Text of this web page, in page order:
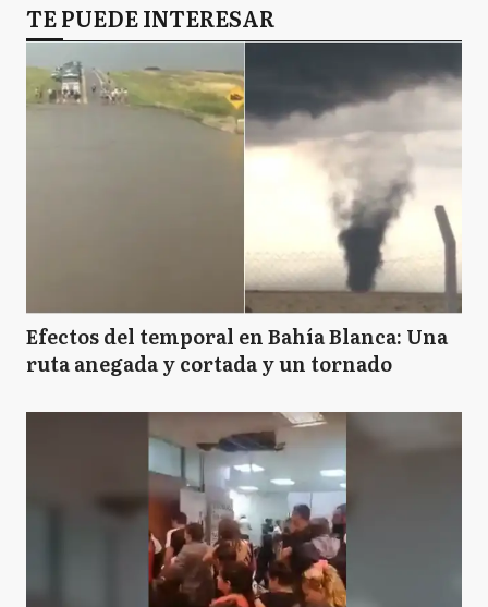
TE PUEDE INTERESAR
Efectos del temporal en Bahía Blanca: Una
ruta anegada y cortada y un tornado